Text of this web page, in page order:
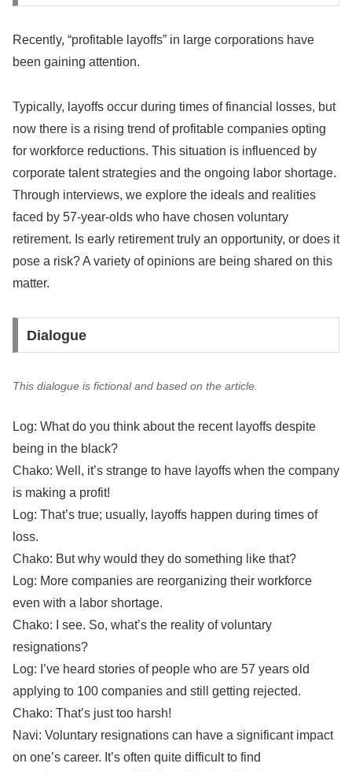
Recently, “profitable layoffs” in large corporations have
been gaining attention.
Typically, layoffs occur during times of financial losses, but
now there is a rising trend of profitable companies opting
for workforce reductions. This situation is influenced by
corporate talent strategies and the ongoing labor shortage.
Through interviews, we explore the ideals and realities
faced by 57-year-olds who have chosen voluntary
retirement. Is early retirement truly an opportunity, or does it
pose a risk? A variety of opinions are being shared on this
matter.
Dialogue
This dialogue is fictional and based on the article.
Log: What do you think about the recent layoffs despite
being in the black?
Chako: Well, it’s strange to have layoffs when the company
is making a profit!
Log: That’s true; usually, layoffs happen during times of
loss.
Chako: But why would they do something like that?
Log: More companies are reorganizing their workforce
even with a labor shortage.
Chako: I see. So, what’s the reality of voluntary
resignations?
Log: I’ve heard stories of people who are 57 years old
applying to 100 companies and still getting rejected.
Chako: That’s just too harsh!
Navi: Voluntary resignations can have a significant impact
on one’s career. It’s often quite difficult to find